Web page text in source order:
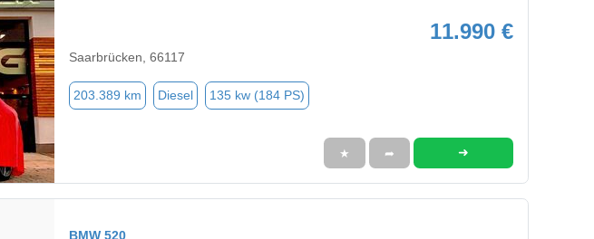
11.990 €
Saarbrücken, 66117
203.389 km Diesel 135 kw (184 PS)
★ ➦ ➜
BMW 520